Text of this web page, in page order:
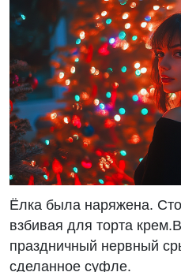
Ёлка была наряжена.
взбивая для торта
праздничный нервный
сделанное суфле.